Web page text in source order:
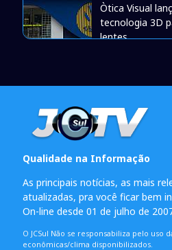
Òtica Visual
tecnologia 3D
lentes
Qualidade na Informação
As principais notícias, as mais
atualizadas, pra você ficar bem
On-line desde 01 de julho de
O JCSul Não se responsabiliza pelo uso
econômicas/clima disponibilizados.